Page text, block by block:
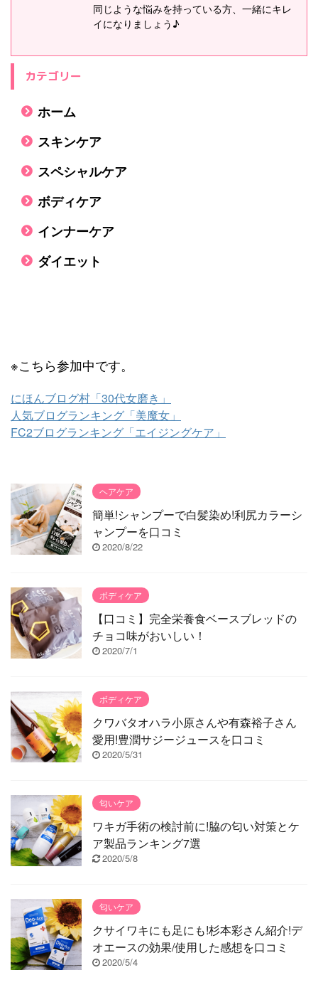
同じような悩みを持っている方、一緒にキレ
イになりましょう♪
カテゴリー
ホーム
スキンケア
スペシャルケア
ボディケア
インナーケア
ダイエット
※こちら参加中です。
にほんブログ村「30代女磨き」
人気ブログランキング「美魔女」
FC2ブログランキング「エイジングケア」
ヘアケア
簡単!シャンプーで白髪染め!利尻カラーシ
ャンプーを口コミ
2020/8/22
ボディケア
【口コミ】完全栄養食ベースブレッドの
チョコ味がおいしい！
2020/7/1
ボディケア
クワバタオハラ小原さんや有森裕子さん
愛用!豊潤サジージュースを口コミ
2020/5/31
匂いケア
ワキガ手術の検討前に!脇の匂い対策とケ
ア製品ランキング7選
2020/5/8
匂いケア
クサイワキにも足にも!杉本彩さん紹介!デ
オエースの効果/使用した感想を口コミ
2020/5/4